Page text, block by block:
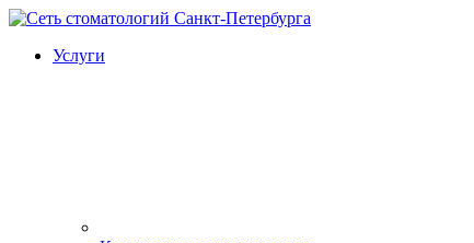
Услуги